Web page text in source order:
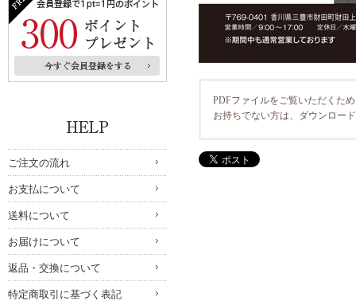
ご注文の流れ
お支払について
送料について
お届けについて
返品・交換について
特定商取引に基づく表記
PDFファイルをご覧いただくた
お持ちでない方は、ダウンロー